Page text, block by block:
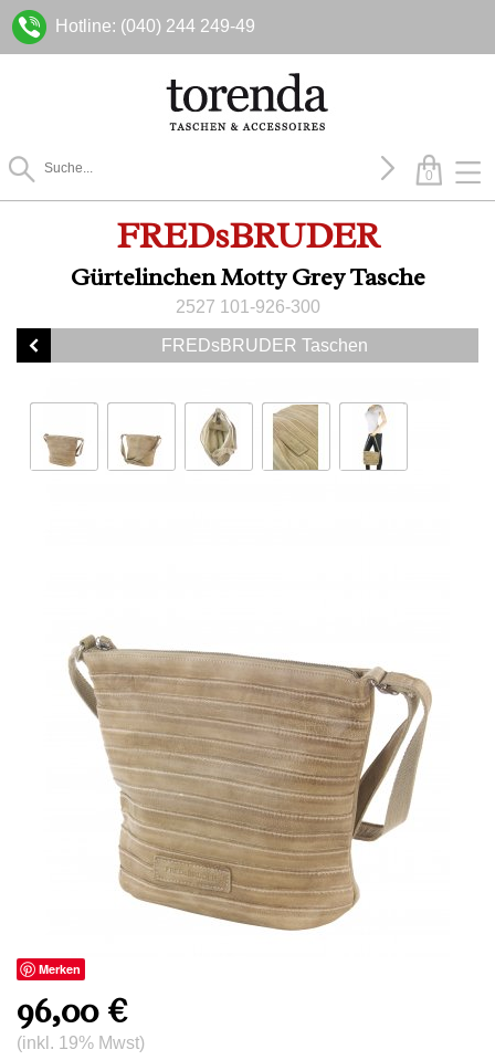
Hotline: (040) 244 249-49
0
FREDsBRUDER
Gürtelinchen Motty Grey Tasche
2527 101-926-300
FREDsBRUDER Taschen
Merken
96,00 €
(inkl. 19% Mwst)